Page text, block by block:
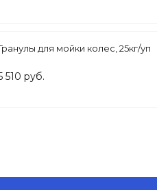
для мойки колес, 25кг/уп
510 руб.